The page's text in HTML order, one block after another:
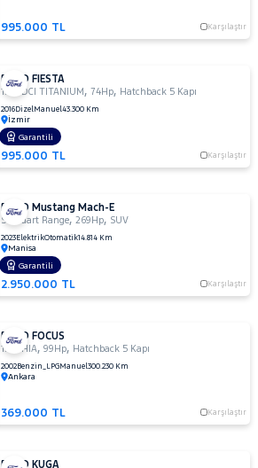
995.000 TL Karşılaştır
FORD FIESTA
1.5 TDCI TITANIUM ,74Hp, Hatchback 5 Kapı
2016DizelManuel43.300 Km
İzmir
995.000 TL Karşılaştır
Garantili
FORD Mustang Mach-E
Standart Range,269Hp, SUV
2023ElektrikOtomatik14.814 Km
Manisa
2.950.000 TL Karşılaştır
Garantili
FORD FOCUS
1.6 GHIA,99Hp, Hatchback 5 Kapı
2002Benzin_LPGManuel300.230 Km
Ankara
369.000 TL Karşılaştır
FORD KUGA